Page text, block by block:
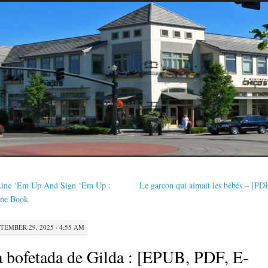
‘Em Up And Sign ‘Em Up :
Book
Le garcon qui aimait les bébés –
29, 2025 · 4:55 AM
bofetada de Gilda : [EPUB, PDF, E-